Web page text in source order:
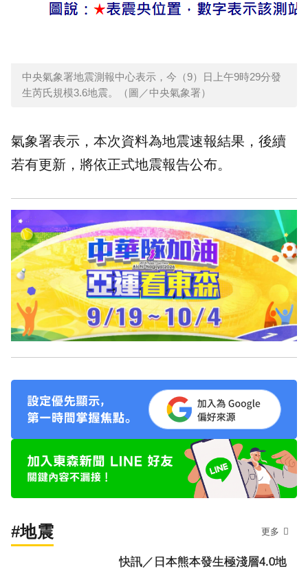
中央氣象署地震測報中心表示，今（9）日上午9時29分發
生芮氏規模3.6地震。（圖／中央氣象署）
氣象署表示，本次資料為地震速報結果，後續
若有更新，將依正式地震報告公布。
#地震 更多
快訊／日本熊本發生極淺層4.0地